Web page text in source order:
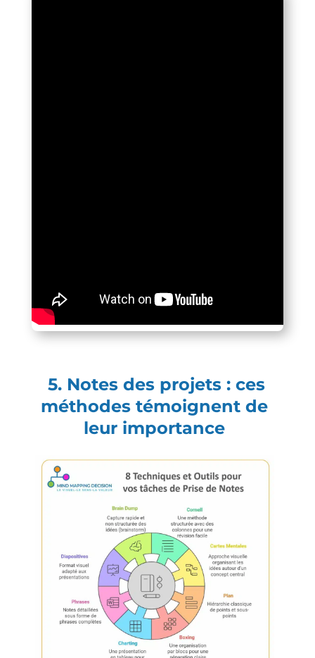
5. Notes des projets : ces
méthodes témoignent de
leur importance